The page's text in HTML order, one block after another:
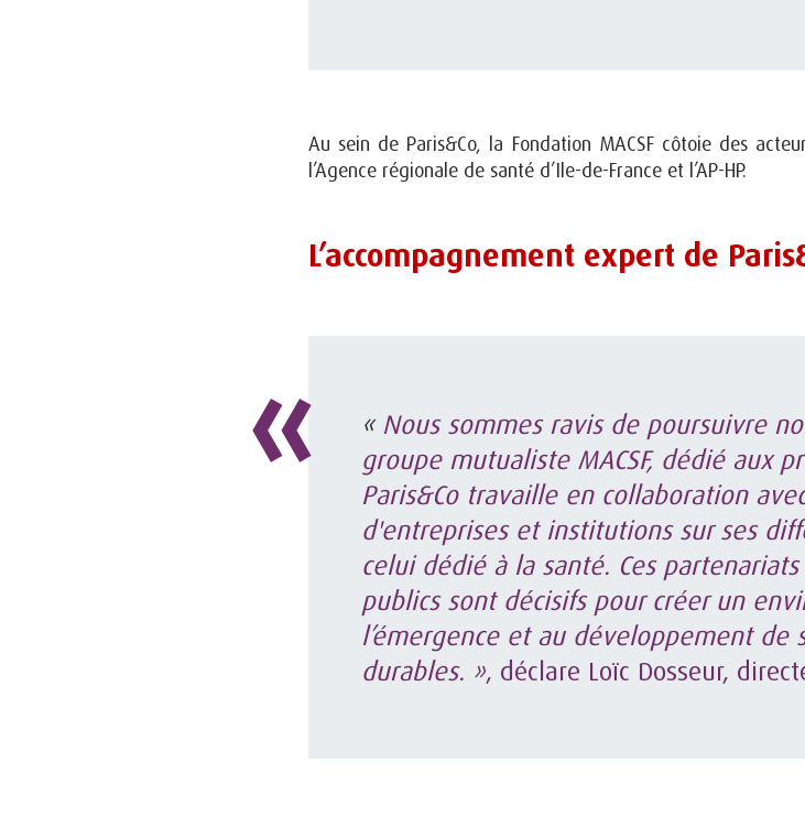
Au sein de Paris&Co, la Fondation MACSF côtoie des
l’Agence régionale de santé d’Ile-de-France et l’AP-HP.
L’accompagnement expert de
« Nous sommes ravis de poursuivre
groupe mutualiste MACSF, dédié aux
Paris&Co travaille en collaboration
d'entreprises et institutions sur ses
celui dédié à la santé. Ces
publics sont décisifs pour créer un
l’émergence et au développement de
durables. », déclare Loïc Dosseur,